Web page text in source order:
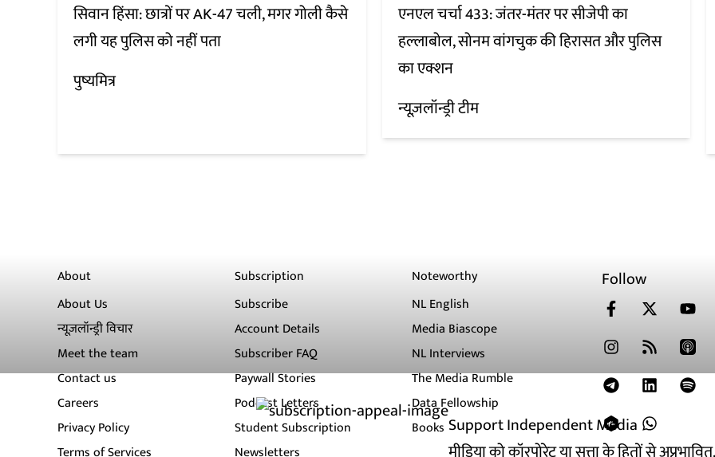
Support Independent Media
सिवान हिंसा: छात्रों पर AK-47 चली, मगर गोली कैसे
लगी यह पुलिस को नहीं पता
पुष्यमित्र
एनएल चर्चा 433: जंतर-मंतर पर सीजेपी का
हल्लाबोल, सोनम वांगचुक की हिरासत और पुलिस
का एक्शन
न्यूज़लॉन्ड्री टीम
About
About Us
न्यूज़लॉन्ड्री विचार
Meet the team
Contact us
Careers
Privacy Policy
Subscription
Subscribe
Account Details
Subscriber FAQ
Paywall Stories
Podcast Letters
Student Subscription
Noteworthy
NL English
Media Biascope
NL Interviews
The Media Rumble
Data Fellowship
Books
Follow